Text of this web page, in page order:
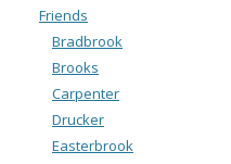
Friends
Bradbrook
Brooks
Carpenter
Drucker
Easterbrook